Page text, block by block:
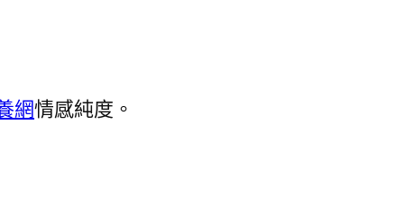
網情感純度。